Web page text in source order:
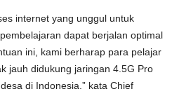
internet yang unggul untuk
dapat berjalan optimal
ini, kami berharap para pelajar
jauh didukung jaringan 4.5G Pro
di Indonesia,” kata Chief